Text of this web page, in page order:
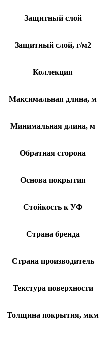
Защитный слой
Защитный слой, г/м2
Коллекция
Максимальная длина, м
Минимальная длина, м
Обратная сторона
Основа покрытия
Стойкость к УФ
Страна бренда
Страна производитель
Текстура поверхности
Толщина покрытия, мкм